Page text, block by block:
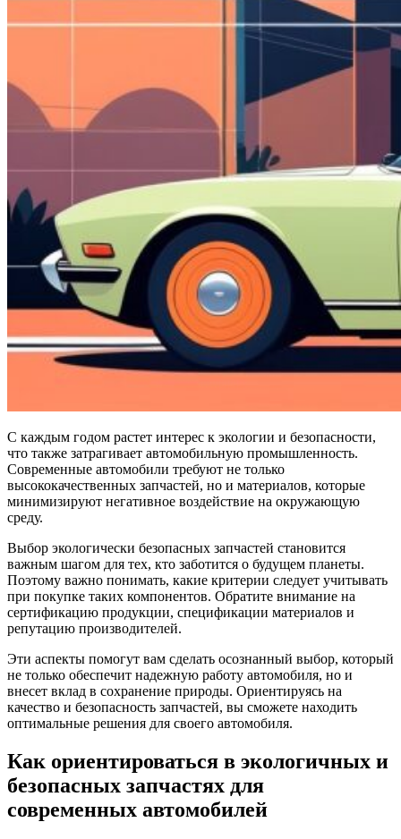
С каждым годом растет интерес к экологии и безопасности,
что также затрагивает автомобильную промышленность.
Современные автомобили требуют не только
высококачественных запчастей, но и материалов, которые
минимизируют негативное воздействие на окружающую
среду.
Выбор экологически безопасных запчастей становится
важным шагом для тех, кто заботится о будущем планеты.
Поэтому важно понимать, какие критерии следует учитывать
при покупке таких компонентов. Обратите внимание на
сертификацию продукции, спецификации материалов и
репутацию производителей.
Эти аспекты помогут вам сделать осознанный выбор, который
не только обеспечит надежную работу автомобиля, но и
внесет вклад в сохранение природы. Ориентируясь на
качество и безопасность запчастей, вы сможете находить
оптимальные решения для своего автомобиля.
Как ориентироваться в экологичных и
безопасных запчастях для
современных автомобилей